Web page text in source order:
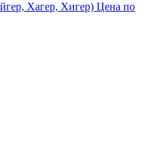
Хагер, Хигер) Цена по